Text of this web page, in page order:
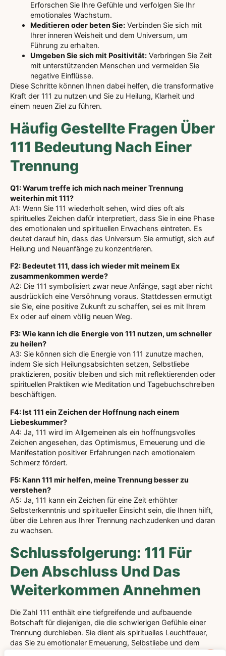
Erforschen Sie Ihre Gefühle und verfolgen Sie Ihr
emotionales Wachstum.
Meditieren oder beten Sie: Verbinden Sie sich mit
Ihrer inneren Weisheit und dem Universum, um
Führung zu erhalten.
Umgeben Sie sich mit Positivität: Verbringen Sie Zeit
mit unterstützenden Menschen und vermeiden Sie
negative Einflüsse.
Diese Schritte können Ihnen dabei helfen, die transformative
Kraft der 111 zu nutzen und Sie zu Heilung, Klarheit und
einem neuen Ziel zu führen.
Häufig Gestellte Fragen Über
111 Bedeutung Nach Einer
Trennung
Q1: Warum treffe ich mich nach meiner Trennung
weiterhin mit 111?
A1: Wenn Sie 111 wiederholt sehen, wird dies oft als
spirituelles Zeichen dafür interpretiert, dass Sie in eine Phase
des emotionalen und spirituellen Erwachens eintreten. Es
deutet darauf hin, dass das Universum Sie ermutigt, sich auf
Heilung und Neuanfänge zu konzentrieren.
F2: Bedeutet 111, dass ich wieder mit meinem Ex
zusammenkommen werde?
A2: Die 111 symbolisiert zwar neue Anfänge, sagt aber nicht
ausdrücklich eine Versöhnung voraus. Stattdessen ermutigt
sie Sie, eine positive Zukunft zu schaffen, sei es mit Ihrem
Ex oder auf einem völlig neuen Weg.
F3: Wie kann ich die Energie von 111 nutzen, um schneller
zu heilen?
A3: Sie können sich die Energie von 111 zunutze machen,
indem Sie sich Heilungsabsichten setzen, Selbstliebe
praktizieren, positiv bleiben und sich mit reflektierenden oder
spirituellen Praktiken wie Meditation und Tagebuchschreiben
beschäftigen.
F4: Ist 111 ein Zeichen der Hoffnung nach einem
Liebeskummer?
A4: Ja, 111 wird im Allgemeinen als ein hoffnungsvolles
Zeichen angesehen, das Optimismus, Erneuerung und die
Manifestation positiver Erfahrungen nach emotionalem
Schmerz fördert.
F5: Kann 111 mir helfen, meine Trennung besser zu
verstehen?
A5: Ja, 111 kann ein Zeichen für eine Zeit erhöhter
Selbsterkenntnis und spiritueller Einsicht sein, die Ihnen hilft,
über die Lehren aus Ihrer Trennung nachzudenken und daran
zu wachsen.
Schlussfolgerung: 111 Für
Den Abschluss Und Das
Weiterkommen Annehmen
Die Zahl 111 enthält eine tiefgreifende und aufbauende
Botschaft für diejenigen, die die schwierigen Gefühle einer
Trennung durchleben. Sie dient als spirituelles Leuchtfeuer,
das Sie zu emotionaler Erneuerung, Selbstliebe und dem